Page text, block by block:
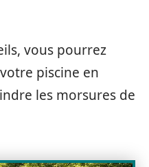
vous pourrez
piscine en
les morsures de